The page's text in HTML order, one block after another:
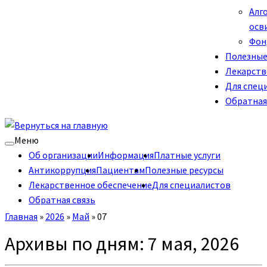
Для
Меню
Об организацииИнформацияПлатные услуги
АнтикоррупцияПациентамПолезные ресурсы
Лекарственное обеспечениеДля специалистов
Обратная связь
Главная » 2026 » Май »07
Архивы по дням: 7 мая, 2026